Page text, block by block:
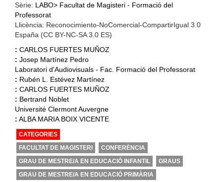
Sèrie: LABO> Facultat de Magisteri - Formació del
Professorat
Llicència: Reconocimiento-NoComercial-CompartirIgual 3.0
España (CC BY-NC-SA 3.0 ES)
: CARLOS FUERTES MUÑOZ
: Josep Martínez Pedro
Laboratori d'Audiovisuals - Fac. Formació del Professorat
: Rubén L. Estévez Martínez
: CARLOS FUERTES MUÑOZ
: Bertrand Noblet
Université Clermont Auvergne
: ALBA MARIA BOIX VICENTE
CATEGORIES
FACULTAT DE MAGISTERI
CONFERÈNCIA
GRAU DE MESTRE/A EN EDUCACIÓ INFANTIL
GRAUS
GRAU DE MESTRE/A EN EDUCACIÓ PRIMÀRIA